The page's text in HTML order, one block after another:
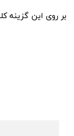
بر روی این گزینه